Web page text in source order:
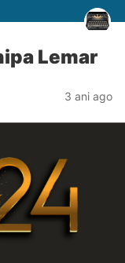
Lemar
3 ani ago